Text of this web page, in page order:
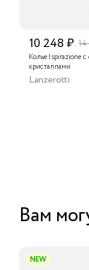
10 248 ₽
Колье Ispirazione
кристаллами
Lanzerotti
Вам
NEW